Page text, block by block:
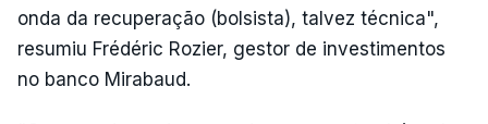
onda da recuperação (bolsista), talvez técnica",
resumiu Frédéric Rozier, gestor de investimentos
no banco Mirabaud.